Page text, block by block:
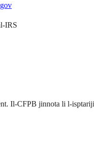
IRS
Il-CFPB jinnota li l-